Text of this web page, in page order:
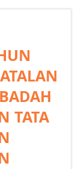
TATA